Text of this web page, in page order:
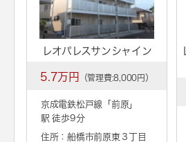
レオパレスサンシャイン
5.7万円 （管理費:8,000円）
京成電鉄松戸線「 前原 」
駅 徒歩9分
住所：船橋市前原東３丁目